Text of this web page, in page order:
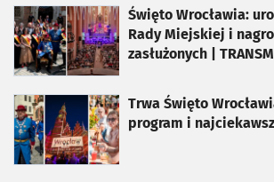
Święto Wrocławia:
Rady Miejskiej i
zasłużonych |
otworzy się w nowej karcie
Trwa Święto
program i
otworzy się w nowej karcie